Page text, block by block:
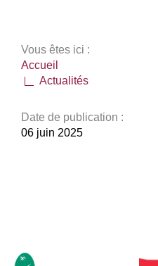
Vous êtes ici :
Accueil
Actualités
Date de publication :
06 juin 2025